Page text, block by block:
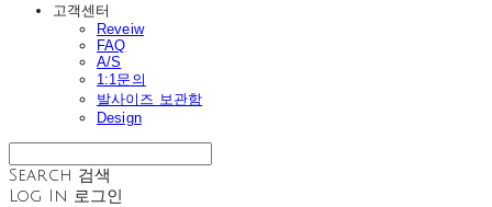
고객센터
Reveiw
FAQ
A/S
1:1문의
발사이즈 보관함
Design
Search 검색
Log In 로그인